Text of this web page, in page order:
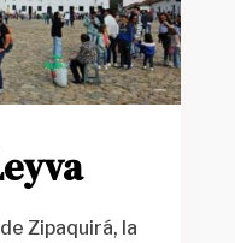
Zipaquirá, la